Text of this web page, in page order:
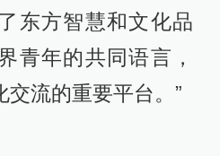
东方智慧和文化品
青年的共同语言，
交流的重要平台。”